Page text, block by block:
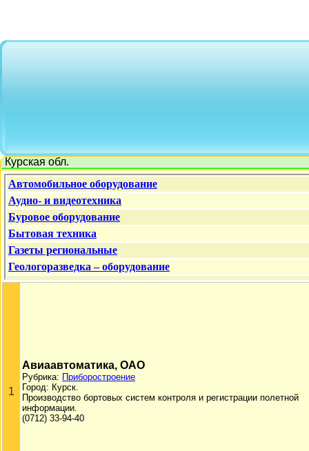
Курская обл.
1
Авиаавтоматика, ОАО
Рубрика: Приборостроение
Город: Курск.
Производство бортовых систем контроля и регистрации полетной
информации.
(0712) 33-94-40